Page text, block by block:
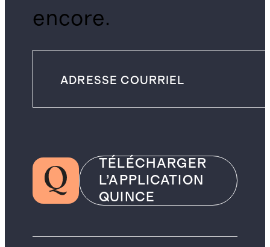
encore.
TÉLÉCHARGER
L’APPLICATION
QUINCE